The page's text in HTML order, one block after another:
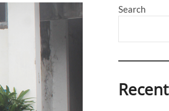
Search